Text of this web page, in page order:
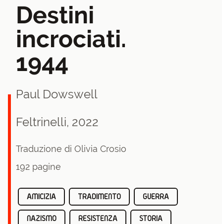
Destini
incrociati.
1944
Paul Dowswell
Feltrinelli, 2022
Traduzione di Olivia Crosio
192 pagine
AMICIZIA TRADIMENTO GUERRA
NAZISMO RESISTENZA STORIA